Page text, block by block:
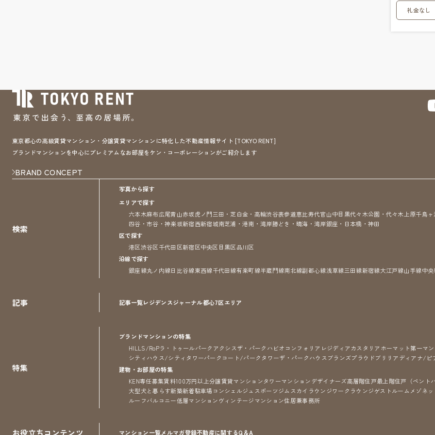
礼金なし
東京都心の高級賃貸マンション・分譲賃貸マンションに特化した不動産情報サイト [TOKYO RENT]
ブランドマンションを中心にプレミアムなお部屋をケン・コーポレーションがご紹介します
BRAND CONCEPT
検索
写真から探す
エリアで探す
六本木麻布広尾青山赤坂虎ノ門三田・芝白金・高輪渋谷表参道恵比寿代官山中目黒代々木公園・代々木上原千鳥
四谷・市谷・神楽坂新宿西新宿城南芝浦・港南・湾岸勝どき・晴海・湾岸銀座・日本橋・神田
区で探す
港区渋谷区千代田区新宿区中央区 目黒区品川区
沿線で探す
銀座線丸ノ内線日比谷線東西線千代田線有楽町線半蔵門線南北線副都心線浅草線三田線新宿線大江戸線山手線中
記事 記事一覧レジデンスジャーナル都心7区エリア
特集
ブランドマンションの特集
HILLS/RoPラ・トゥールパークアクシスザ・パークハビオ コンフォリア レジディア カスタリア ホーマット第一マ
シティハウス/シティタワーパークコート/パークタワーザ・パークハウス ブランズプラウドブリリア ディアナ/ピ
建物・お部屋の特集
KEN専任募集賃料100万円以上分譲賃貸マンションタワーマンションデザイナーズ高層階住戸最上階住戸（ペント
大型犬と暮らす新築新着駐車場コンシェルジュ スポーツジム スカイラウンジワークラウンジゲストルーム メゾネ
ルーフバルコニー低層マンション ヴィンテージマンション住居兼事務所
マンション一覧メルマガ登録不動産に関するQ＆A